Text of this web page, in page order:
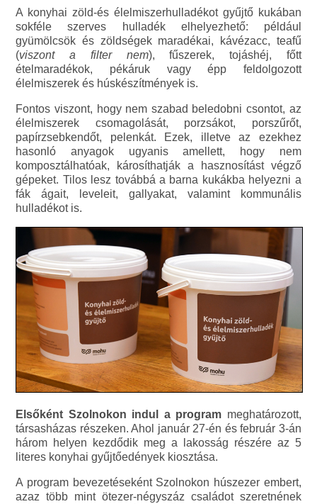
A konyhai zöld-és élelmiszerhulladékot gyűjtő kukában
sokféle szerves hulladék elhelyezhető: például
gyümölcsök és zöldségek maradékai, kávézacc, teafű
(viszont a filter nem), fűszerek, tojáshéj, főtt
ételmaradékok, pékáruk vagy épp feldolgozott
élelmiszerek és húskészítmények is.
Fontos viszont, hogy nem szabad beledobni csontot, az
élelmiszerek csomagolását, porzsákot, porszűrőt,
papírzsebkendőt, pelenkát. Ezek, illetve az ezekhez
hasonló anyagok ugyanis amellett, hogy nem
komposztálhatóak, károsíthatják a hasznosítást végző
gépeket. Tilos lesz továbbá a barna kukákba helyezni a
fák ágait, leveleit, gallyakat, valamint kommunális
hulladékot is.
Elsőként Szolnokon indul a program meghatározott,
társasházas részeken. Ahol január 27-én és február 3-án
három helyen kezdődik meg a lakosság részére az 5
literes konyhai gyűjtőedények kiosztása.
A program bevezetéseként Szolnokon húszezer embert,
azaz több mint ötezer-négyszáz családot szeretnének